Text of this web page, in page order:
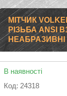
МІТЧИК
РІЗЬБА ANSI
НЕАБРАЗИВНІ
В наявності
Код: 24318